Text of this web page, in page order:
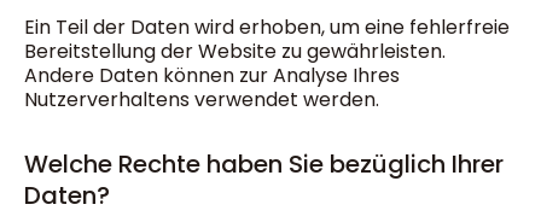
Ein Teil der Daten wird erhoben, um eine fehlerfreie
Bereitstellung der Website zu gewährleisten.
Andere Daten können zur Analyse Ihres
Nutzerverhaltens verwendet werden.
Welche Rechte haben Sie bezüglich Ihrer
Daten?